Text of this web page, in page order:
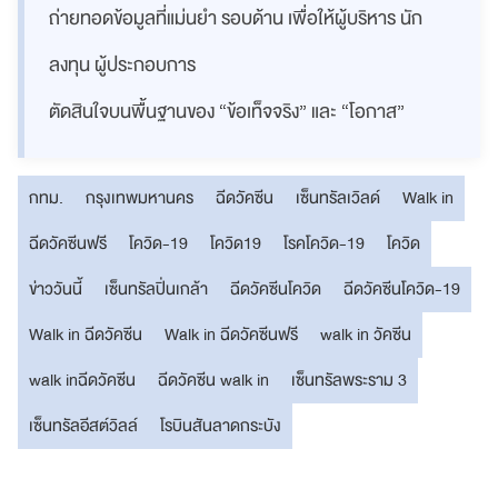
ถ่ายทอดข้อมูลที่แม่นยำ รอบด้าน เพื่อให้ผู้บริหาร นัก
ลงทุน ผู้ประกอบการ
ตัดสินใจบนพื้นฐานของ “ข้อเท็จจริง” และ “โอกาส”
กทม. กรุงเทพมหานคร ฉีดวัคซีน เซ็นทรัลเวิลด์
Walk in
ฉีดวัคซีนฟรี
โควิด-19 โควิด19 โรคโควิด-19
โควิด
ข่าววันนี้
เซ็นทรัลปิ่นเกล้า ฉีดวัคซีนโควิด
ฉีดวัคซีนโควิด-19
Walk in ฉีดวัคซีน
Walk in ฉีดวัคซีนฟรี
walk in วัคซีน
walk inฉีดวัคซีน
ฉีดวัคซีน walk in
เซ็นทรัลพระราม 3
เซ็นทรัลอีสต์วิลล์
โรบินสันลาดกระบัง